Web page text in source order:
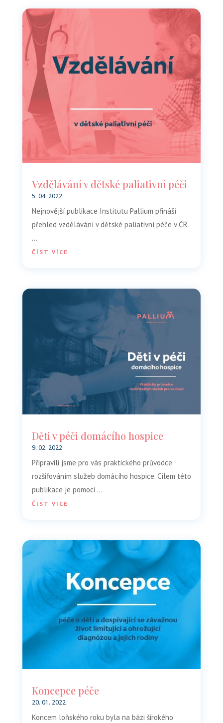
Vzdělávání v dětské paliativní péči
5. 04. 2022
Nejnovější publikace Institutu Pallium přináší
přehled vzdělávání v dětské paliativní péče v ČR
…
ČÍST VÍCE
Děti v péči domácího hospice
9. 02. 2022
Připravili jsme pro vás praktického průvodce
rozšiřováním služeb domácího hospice. Cílem této
publikace je pomoci …
ČÍST VÍCE
Koncepce péče
20. 01. 2022
Koncem loňského roku byla na bázi širokého